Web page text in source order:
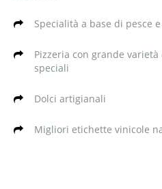
Specialità a base di pesce
Pizzeria con grande
speciali
Dolci artigianali
Migliori etichette vinicole